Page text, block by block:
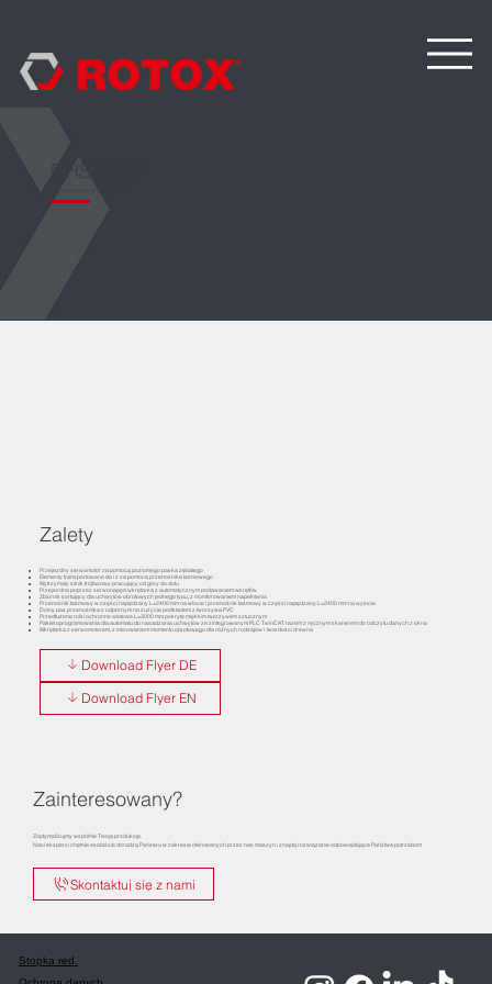
DHSA 232
Zalety
Przejezdny serwomotor za pomocą poziomego paska zębatego
Elementy transportowane do i z za pomocą przenośnika taśmowego
Wytrzymały silnik trójfazowy pracujący od góry do dołu
Przejezdna poprzez serwonapęd wkrętarka z automatycznym podawaniem wkrętów
Zbiornik sortujący dla uchwytów obrotowych jednego typu, z monitorowaniem napełnienia
Przenośnik taśmowy w części napędzany L=2400 mm na wlocie i przenośnik taśmowy w części napędzany L=2400 mm na wylocie
Dolny pas przenośnika z odpornym na zużycie podkładem z tworzywa PVC
Przedłużone rolki ochronne wlotowe L=3000 mm pokryte miękkim tworzywem sztucznym
Pakiet oprogramowania dla automatu do nasadzania uchwytów ze zintegrowanym PLC TwinCAT, razem z ręcznym skanerem do odczytu danych z okna
Wkrętarka z serwomotorem, z sterowaniem momentu obrotowego dla różnych rodzajów i twardości drewna
Download Flyer DE
Download Flyer EN
Zainteresowany?
Zoptymalizujmy wspólnie Twoją produkcję.
Nasi eksperci chętnie osobiście doradzą Państwu w zakresie oferowanych przez nas maszyn i znajdą rozwiązanie odpowiadające Państwa potrzebom.
Skontaktuj się z nami
Stopka red.